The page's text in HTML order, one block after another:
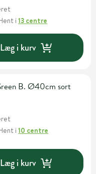
i13 centre
Læg i kurv
B. Ø40cm sort
i10 centre
Læg i kurv